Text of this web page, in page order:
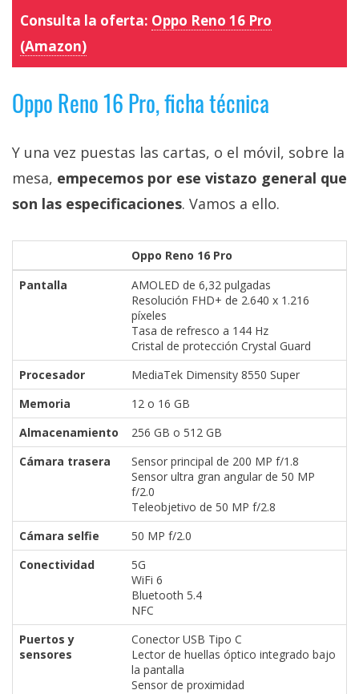
Consulta la oferta: Oppo Reno 16 Pro
(Amazon)
Oppo Reno 16 Pro, ficha técnica
Y una vez puestas las cartas, o el móvil, sobre la
mesa, empecemos por ese vistazo general que
son las especificaciones. Vamos a ello.
Oppo Reno 16 Pro
Pantalla
AMOLED de 6,32 pulgadas
Resolución FHD+ de 2.640 x 1.216
píxeles
Tasa de refresco a 144 Hz
Cristal de protección Crystal Guard
Procesador
MediaTek Dimensity 8550 Super
Memoria
12 o 16 GB
Almacenamiento
256 GB o 512 GB
Cámara trasera
Sensor principal de 200 MP f/1.8
Sensor ultra gran angular de 50 MP
f/2.0
Teleobjetivo de 50 MP f/2.8
Cámara selfie
50 MP f/2.0
Conectividad
5G
WiFi 6
Bluetooth 5.4
NFC
Puertos y
sensores
Conector USB Tipo C
Lector de huellas óptico integrado bajo
la pantalla
Sensor de proximidad